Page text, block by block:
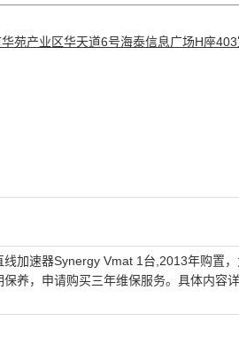
苑产业区华天道6号海泰信息广场H座403
线加速器Synergy Vmat 1台,2013年购置
养，申请购买三年维保服务。具体内容